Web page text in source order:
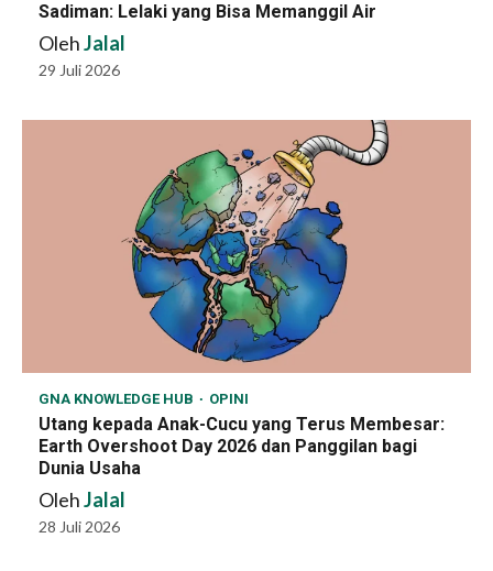
Sadiman: Lelaki yang Bisa Memanggil Air
OlehJalal
29 Juli 2026
GNA KNOWLEDGE HUB OPINI
Utang kepada Anak-Cucu yang Terus Membesar:
Earth Overshoot Day 2026 dan Panggilan bagi
Dunia Usaha
OlehJalal
28 Juli 2026